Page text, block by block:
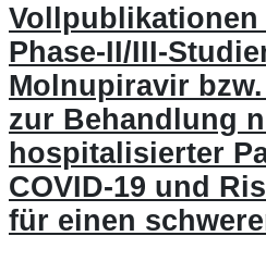
Vollpublikationen
Phase-II/III-
Molnupiravir
zur Behandlung
hospitalisierter
COVID-19 und
für einen